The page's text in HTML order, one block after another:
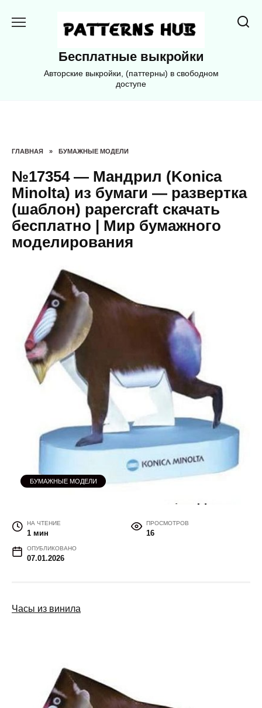
Бесплатные выкройки
Авторские выкройки, (паттерны) в свободном
доступе
ГЛАВНАЯ » БУМАЖНЫЕ МОДЕЛИ
№17354 — Мандрил (Konica
Minolta) из бумаги — развертка
(шаблон) papercraft скачать
бесплатно | Мир бумажного
моделирования
БУМАЖНЫЕ МОДЕЛИ
НА ЧТЕНИЕ
1 мин
ПРОСМОТРОВ
16
ОПУБЛИКОВАНО
07.01.2026
Часы из винила